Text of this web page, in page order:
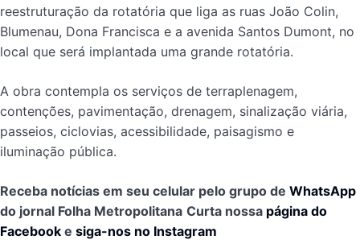
reestruturação da rotatória que liga as ruas João Colin,
Blumenau, Dona Francisca e a avenida Santos Dumont, no
local que será implantada uma grande rotatória.
A obra contempla os serviços de terraplenagem,
contenções, pavimentação, drenagem, sinalização viária,
passeios, ciclovias, acessibilidade, paisagismo e
iluminação pública.
Receba notícias em seu celular pelo grupo de WhatsApp
do jornal Folha Metropolitana Curta nossa página do
Facebook e siga-nos no Instagram